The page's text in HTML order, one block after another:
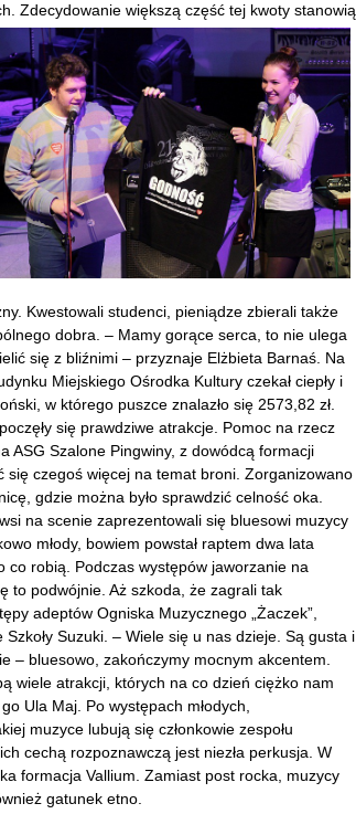
Zdecydowanie większą część tej kwoty stanowią
Kwestowali studenci, pieniądze zbierali także
dobra. – Mamy gorące serca, to nie ulega
się z bliźnimi – przyznaje Elżbieta Barnaś. Na
Miejskiego Ośrodka Kultury czekał ciepły i
w którego puszce znalazło się 2573,82 zł.
się prawdziwe atrakcje. Pomoc na rzecz
ASG Szalone Pingwiny, z dowódcą formacji
czegoś więcej na temat broni. Zorganizowano
gdzie można było sprawdzić celność oka.
na scenie zaprezentowali się bluesowi muzycy
młody, bowiem powstał raptem dwa lata
robią. Podczas występów jaworzanie na
to podwójnie. Aż szkoda, że zagrali tak
adeptów Ogniska Muzycznego „Żaczek”,
Suzuki. – Wiele się u nas dzieje. Są gusta i
– bluesowo, zakończymy mocnym akcentem.
wiele atrakcji, których na co dzień ciężko nam
Ula Maj. Po występach młodych,
muzyce lubują się członkowie zespołu
cechą rozpoznawczą jest niezła perkusja. W
formacja Vallium. Zamiast post rocka, muzycy
gatunek etno.